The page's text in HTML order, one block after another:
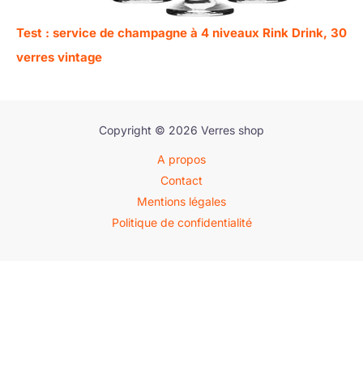
Test : service de champagne à 4 niveaux Rink Drink, 30
verres vintage
Copyright © 2026 Verres shop
A propos
Contact
Mentions légales
Politique de confidentialité